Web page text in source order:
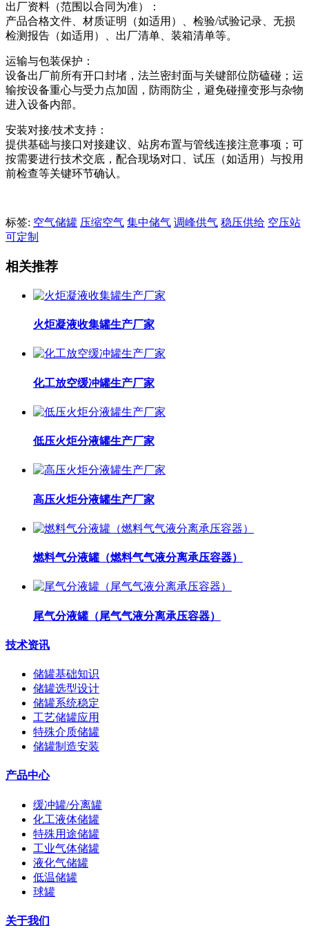
出厂资料（范围以合同为准）：
产品合格文件、材质证明（如适用）、检验/试验记录、无损
检测报告（如适用）、出厂清单、装箱清单等。
运输与包装保护：
设备出厂前所有开口封堵，法兰密封面与关键部位防磕碰；运
输按设备重心与受力点加固，防雨防尘，避免碰撞变形与杂物
进入设备内部。
安装对接/技术支持：
提供基础与接口对接建议、站房布置与管线连接注意事项；可
按需要进行技术交底，配合现场对口、试压（如适用）与投用
前检查等关键环节确认。
标签: 空气储罐 压缩空气 集中储气 调峰供气 稳压供给 空压站
可定制
相关推荐
火炬凝液收集罐生产厂家
化工放空缓冲罐生产厂家
低压火炬分液罐生产厂家
高压火炬分液罐生产厂家
燃料气分液罐（燃料气气液分离承压容器）
尾气分液罐（尾气气液分离承压容器）
技术资讯
储罐基础知识
储罐选型设计
储罐系统稳定
工艺储罐应用
特殊介质储罐
储罐制造安装
产品中心
缓冲罐/分离罐
化工液体储罐
特殊用途储罐
工业气体储罐
液化气储罐
低温储罐
球罐
关于我们